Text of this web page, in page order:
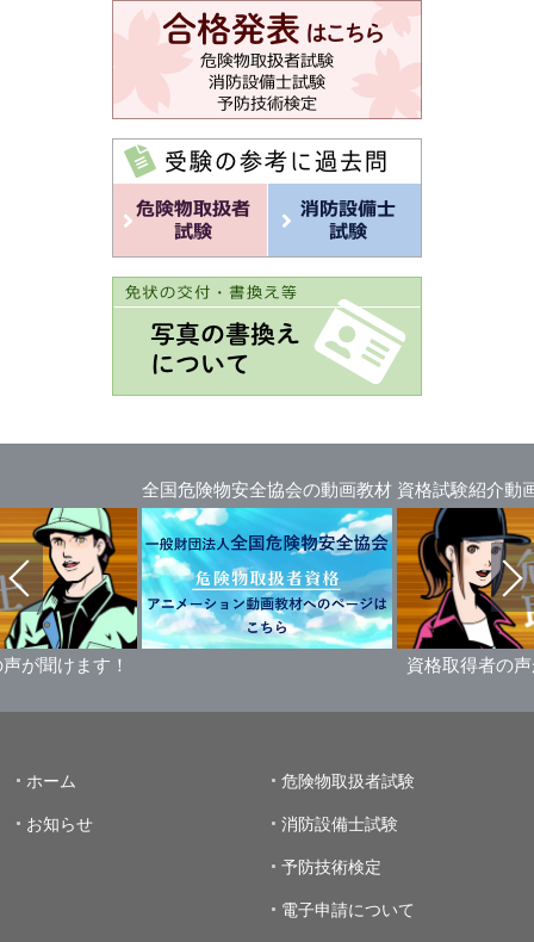
が聞けます！
全国危険物安全協会の動画教材 資格試験紹介動画
資格取得者の声
ホーム
お知らせ
危険物取扱者試験
消防設備士試験
予防技術検定
電子申請について